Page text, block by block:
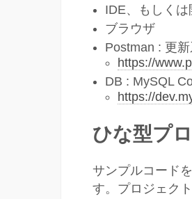
IDE、もしくは
ブラウザ
Postman : 更
https://
DB : MySQL
https://
ひな型プ
サンプルコード
す。プロジェク